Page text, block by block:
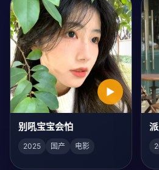
▶
别吼宝宝会怕
2025 国产 电影